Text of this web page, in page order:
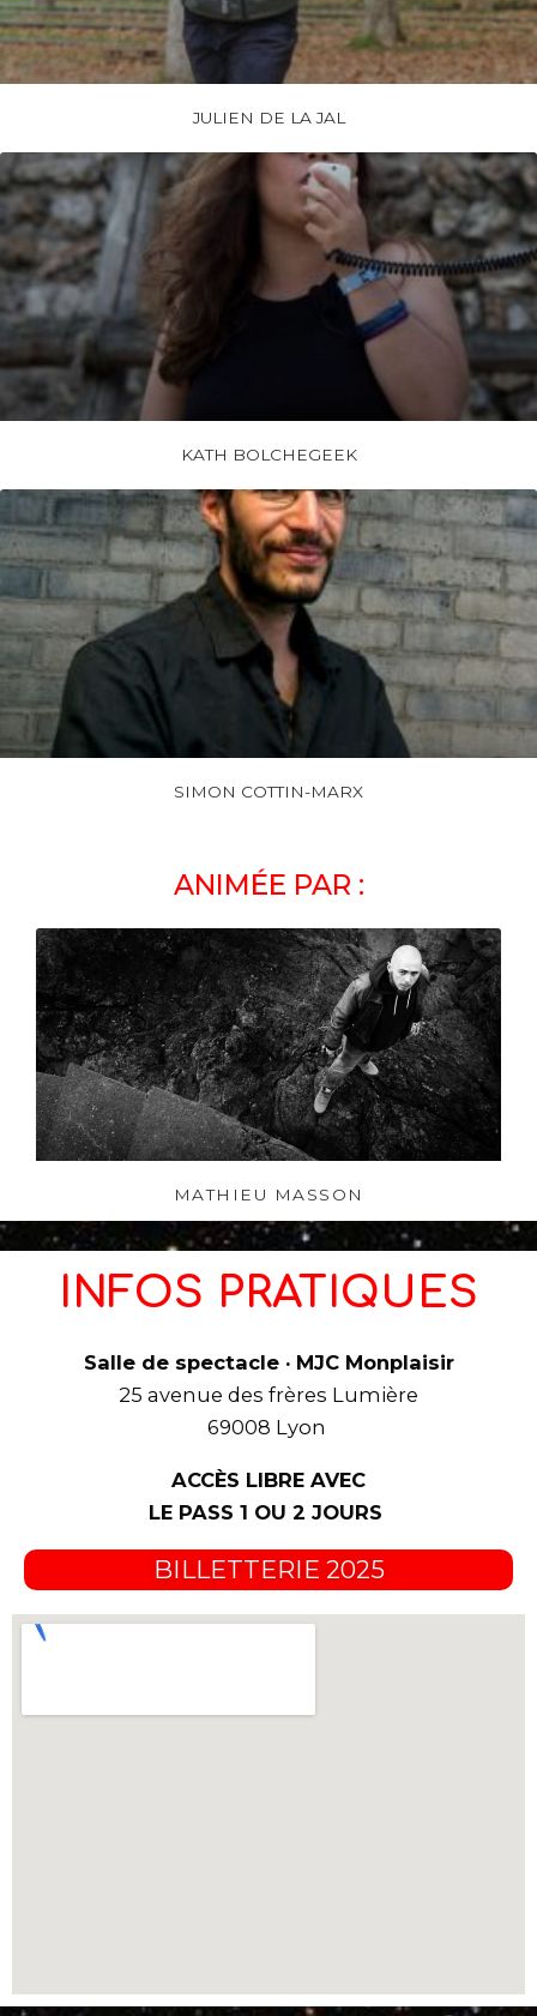
JULIEN DE LA JAL
KATH BOLCHEGEEK
SIMON COTTIN-MARX
ANIMÉE PAR :
MATHIEU MASSON
INFOS PRATIQUES
Salle de spectacle · MJC Monplaisir
25 avenue des frères Lumière
69008 Lyon
ACCÈS LIBRE AVEC
LE PASS 1 OU 2 JOURS
BILLETTERIE 2025